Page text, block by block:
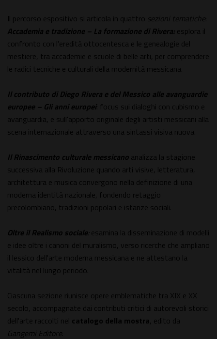
Il percorso espositivo si articola in quattro sezioni tematiche:
Accademia e tradizione – La formazione di Rivera: esplora il
confronto con l'eredità ottocentesca e le genealogie del
mestiere, tra accademie e scuole di belle arti, per comprendere
le radici tecniche e culturali della modernità messicana.
Il contributo di Diego Rivera e del Messico alle avanguardie
europee – Gli anni europei: focus sui dialoghi con cubismo e
avanguardia, e sull'apporto originale degli artisti messicani alla
scena internazionale attraverso una sintassi visiva nuova.
Il Rinascimento culturale messicano analizza la stagione
successiva alla Rivoluzione quando arti visive, letteratura,
architettura e musica convergono nella definizione di una
moderna identità nazionale, fondendo retaggio
precolombiano, tradizioni popolari e istanze sociali.
Oltre il Realismo sociale:esamina la disseminazione di modelli
e idee oltre i canoni del muralismo, verso ricerche che ampliano
il lessico dell'arte moderna messicana e ne attestano la
vitalità nel lungo periodo.
Ciascuna sezione riunisce opere emblematiche tra XIX e XX
secolo, accompagnate dai contributi critici di autorevoli storici
dell'arte raccolti nel catalogo della mostra, edito da
Gangemi Editore.